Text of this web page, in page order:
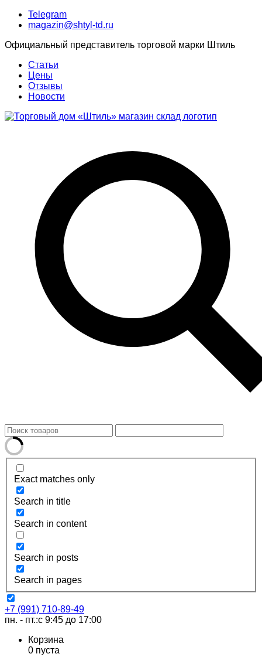
Telegram
magazin@shtyl-td.ru
Официальный представитель торговой марки Штиль
Статьи
Цены
Отзывы
Новости
Exact matches only
Search in title
Search in content
Search in posts
Search in pages
+7 (991) 710-89-49
пн. - пт.:с 9:45 до 17:00
Корзина
0 пуста